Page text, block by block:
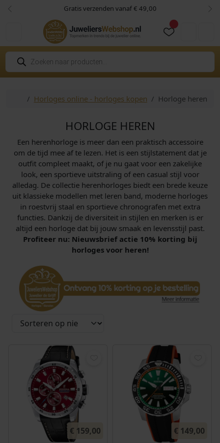
Skip to content
Skip to footer Gratis verzenden vanaf € 49,00
Vorige
P
o
d
HomeHorloges online - horloges kopen Horloge heren
HORLOGE HEREN
Een herenhorloge is meer dan een praktisch accessoire
om de tijd mee af te lezen. Het is een stijlstatement dat je
outfit compleet maakt, of je nu gaat voor een zakelijke
look, een sportieve uitstraling of een casual stijl voor
alledag. De collectie herenhorloges biedt een brede keuze
uit klassieke modellen met leren band, moderne horloges
in roestvrij staal en sportieve chronografen met extra
functies. Dankzij de diversiteit in stijlen en merken is er
altijd een horloge dat bij jouw smaak en levensstijl past.
Profiteer nu: Nieuwsbrief actie 10% korting bij
horloges voor heren!
€ 159,00 € 149,00